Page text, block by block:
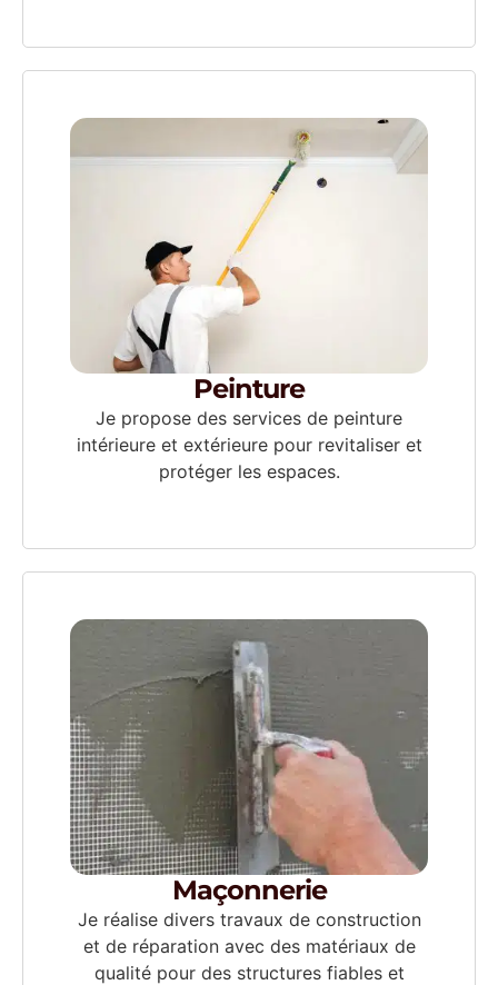
Peinture
Je propose des services de peinture
intérieure et extérieure pour revitaliser et
protéger les espaces.
Maçonnerie
Je réalise divers travaux de construction
et de réparation avec des matériaux de
qualité pour des structures fiables et